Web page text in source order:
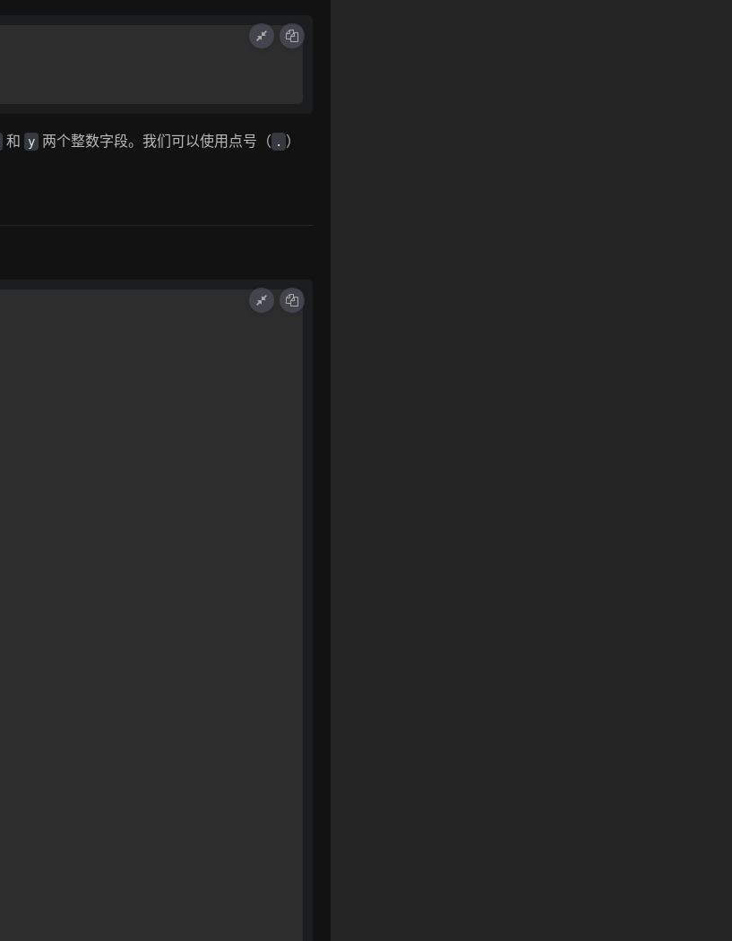
和 y 两个整数字段。我们可以使用点号（ . ）